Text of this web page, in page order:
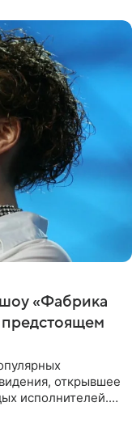
«Фабрика
предстоящем
открывшее
исполнителей.